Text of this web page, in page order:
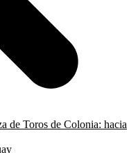
de Toros de Colonia: hacia